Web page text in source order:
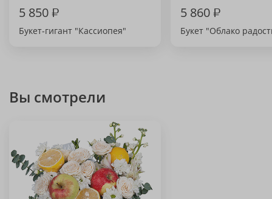
5 850₽
Букет-гигант "Кассиопея"
5 860₽
Букет "Облако
Вы смотрели